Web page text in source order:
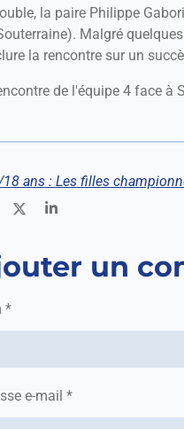
la paire Philippe
Malgré
la rencontre sur un
de l'équipe 4 face à
P
a
P
a
un
*
e-mail *